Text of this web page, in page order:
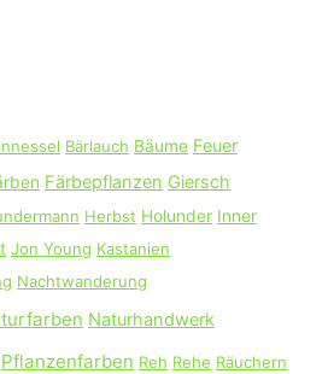
Bärlauch Bäume Feuer
Färbepflanzen Giersch
Herbst Holunder Inner
Jon Young Kastanien
Nachtwanderung
Naturhandwerk
Pflanzenfarben Reh Rehe Räuchern